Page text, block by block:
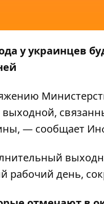
у украинцев
— сообщает
рабочий день,